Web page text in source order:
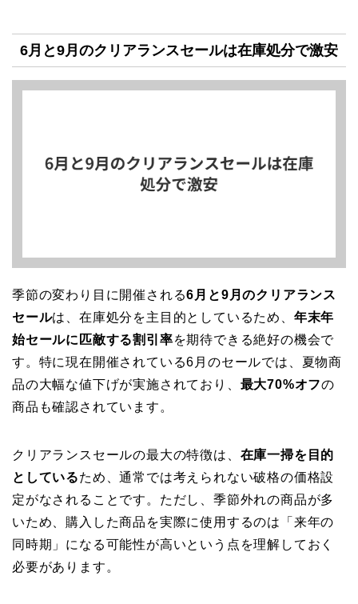
6月と9月のクリアランスセールは在庫処分で激安
季節の変わり目に開催される6月と9月のクリアランス
セールは、在庫処分を主目的としているため、 年末年
始セールに匹敵する割引率を期待できる絶好の機会で
す。特に現在開催されている6月のセールでは、夏物商
品の大幅な値下げが実施されており、 最大70%オフの
商品も確認されています。
クリアランスセールの最大の特徴は、 在庫一掃を目的
としているため、通常では考えられない破格の価格設
定がなされることです。ただし、季節外れの商品が多
いため、購入した商品を実際に使用するのは「来年の
同時期」になる可能性が高いという点を理解しておく
必要があります。